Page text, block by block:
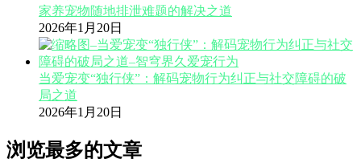
家养宠物随地排泄难题的解决之道
2026年1月20日
当爱宠变“独行侠”：解码宠物行为纠正与社交障碍的破
局之道
2026年1月20日
浏览最多的文章